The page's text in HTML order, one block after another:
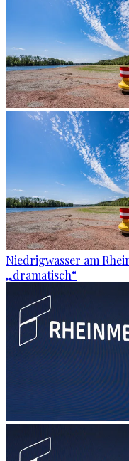
Niedrigwasser am
„dramatisch“